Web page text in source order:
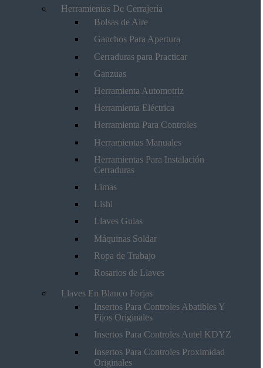
Herramientas De Cerrajería
Bolsas de Aire
Ganchos Para Apertura
Cerraduras para Practicar
Ganzuas
Herramienta Automotriz
Herramienta Eléctrica
Herramienta Para Controles
Herramientas Manuales
Herramientas Para Instalación
Cerraduras
Limas
Lishi
Llaves Guias
Máquinas Soldar
Ropa de Trabajo
Rosarios de Llaves
Llaves En Blanco Forjas
Insertos Para Controles Abatibles Y
Fijos Originales
Insertos Para Controles Autel KDYZ
Insertos Para Controles Proximidad
Originales